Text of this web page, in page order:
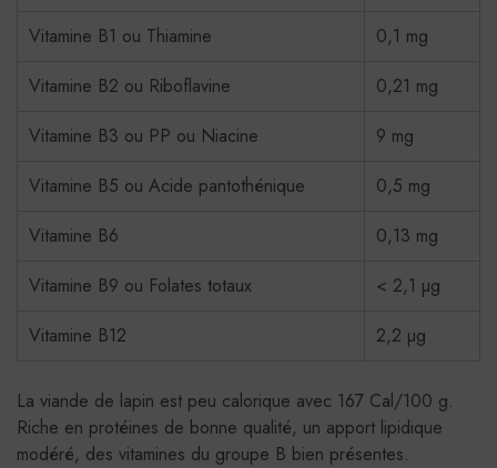
Vitamine B1 ou Thiamine
0,1 mg
Vitamine B2 ou Riboflavine
0,21 mg
Vitamine B3 ou PP ou Niacine
9 mg
Vitamine B5 ou Acide pantothénique
0,5 mg
Vitamine B6
0,13 mg
Vitamine B9 ou Folates totaux
< 2,1 µg
Vitamine B12
2,2 µg
La viande de lapin est peu calorique avec 167 Cal/100 g.
Riche en protéines de bonne qualité, un apport lipidique
modéré, des vitamines du groupe B bien présentes.